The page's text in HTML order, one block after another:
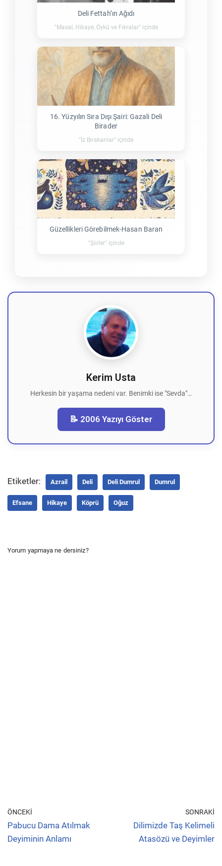
Deli Fettah’ın Ağıdı
"Masal, Hikaye, Öykü ve Fıkralar" içinde
16. Yüzyılın Sıra Dışı Şairi: Gazali Deli
Birader
"İz Bırakanlar" içinde
Güzellikleri Görebilmek-Hasan Baran
"Şiirler" içinde
Kerim Usta
Herkesin bir yaşama nedeni var. Benimki ise "Sevda"…
📝 2006 Yazıyı Göster
Etiketler: Azrail Deli Deli Dumrul Dumrul
Efsane Hikaye Köprü Oğuz
Yorum yapmaya ne dersiniz?
ÖNCEKI
Pabucu Dama Atılmak
Deyiminin Anlamı
SONRAKI
Dilimizde Taş Kelimeli
Atasözü ve Deyimler